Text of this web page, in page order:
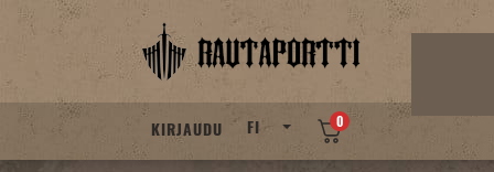
Skip
content
KIRJAUDU FI 0